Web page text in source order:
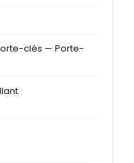
clés — Porte-